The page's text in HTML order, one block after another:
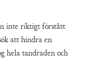
inte riktigt förstått
att hindra en
hela tandraden och